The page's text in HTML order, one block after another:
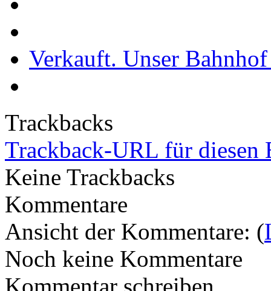
Verkauft. Unser
Trackbacks
Trackback-URL für diesen
Keine Trackbacks
Kommentare
Ansicht der Kommentare: (
Noch keine Kommentare